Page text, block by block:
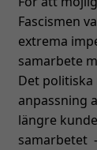
Fascismen
extrema
samarbete
Det
anpassning
längre
samarbetet